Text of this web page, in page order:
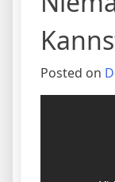
Posted on